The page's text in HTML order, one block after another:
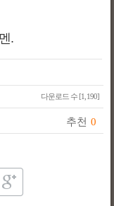
.
다운로드 수 [1,190]
추천 0